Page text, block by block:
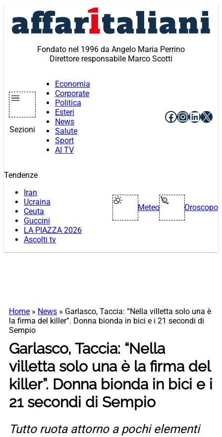
contenuto
Fondato nel 1996 da Angelo Maria Perrino
Direttore responsabile Marco Scotti
Sezioni
Economia
Corporate
Politica
Esteri
News
Salute
Sport
AI TV
Facebook
X
Tendenze
Iran
Ucraina
Ceuta
Guccini
LA PIAZZA 2026
Ascolti tv
Meteo Oroscopo
Home » News » Garlasco, Taccia: “Nella villetta solo una è
la firma del killer”. Donna bionda in bici e i 21 secondi di
Sempio
Garlasco, Taccia: “Nella
villetta solo una è la firma del
killer”. Donna bionda in bici e i
21 secondi di Sempio
Tutto ruota attorno a pochi elementi